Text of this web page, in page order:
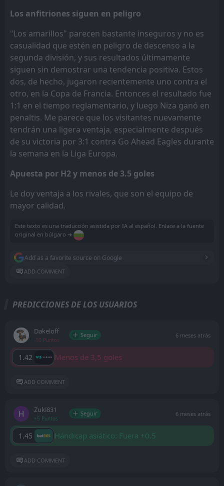
Los anfitriones siguen en peligro
"Los amarillos" parecen bastante inseguros y no es
casualidad que estén en peligro de descenso a la
segunda división, y sus resultados últimamente
siguen sin demostrar una tendencia positiva. Estos
dos, de hecho, jugaron recientemente uno contra el
otro, en la Copa de Francia. Entonces el resultado fue
1:1 en el tiempo reglamentario, y luego Niza ganó en
penaltis. Me parece que los visitantes nuevamente
tendrán una ligera ventaja, especialmente después
de su victoria por 3:1 contra Go Ahead Eagles durante
la semana en la Liga Europa.
Apuesta por H2 y menos de 3.5 goles
Le doy ventaja a los rivales, que son el equipo de
mayor calidad.
Este texto es una traducción asistida por IA al español. Enlace a la fuente
original en búlgaro ➔
Add as a favorite source on Google
ADD COMMENT
PREDICCIONES DE LOS USUARIOS
Dakeloff
-10 Puntos
Seguir 6 meses atrás
1.42 Menos de 3,5 goles
ADD COMMENT
Zuki831
+5 Puntos
Seguir 6 meses atrás
1.45 Hándicap asiático: Fuera +0.5
ADD COMMENT